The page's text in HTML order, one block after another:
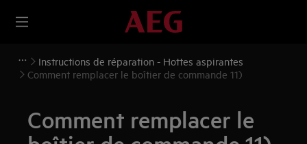
Instructions de réparation - Hottes aspirantes
Comment remplacer le boîtier de commande 11)
Comment remplacer le